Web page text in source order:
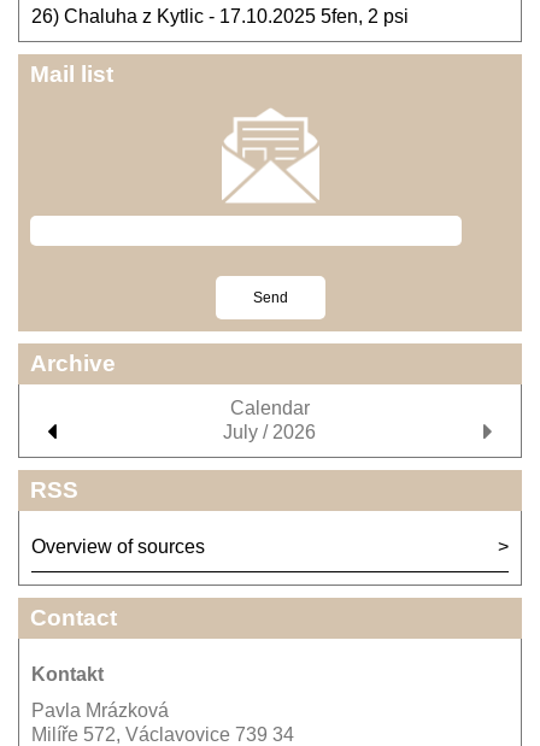
26) Chaluha z Kytlic - 17.10.2025 5fen, 2 psi
Mail list
Archive
Calendar
July / 2026
RSS
Overview of sources
Contact
Kontakt
Pavla Mrázková
Milíře 572, Václavovice 739 34